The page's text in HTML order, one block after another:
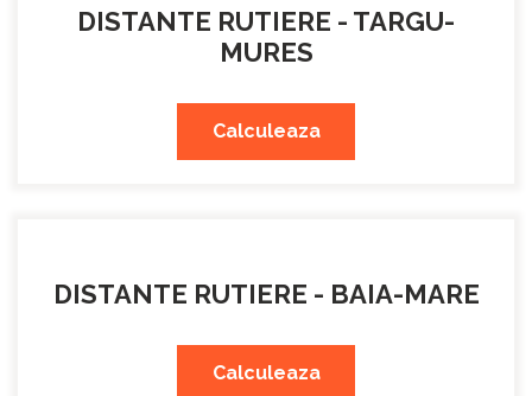
DISTANTE RUTIERE - TARGU-
MURES
Calculeaza
DISTANTE RUTIERE - BAIA-MARE
Calculeaza